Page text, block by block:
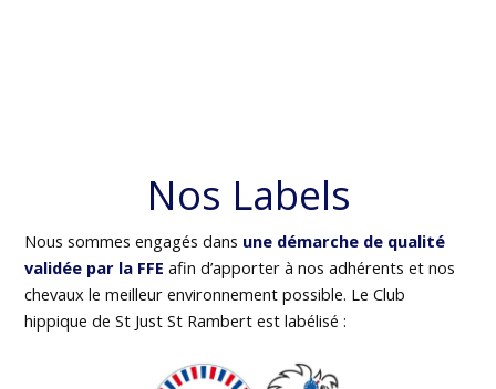
Nos Labels
Nous sommes engagés dans une démarche de qualité
validée par la FFE afin d’apporter à nos adhérents et nos
chevaux le meilleur environnement possible. Le Club
hippique de St Just St Rambert est labélisé :